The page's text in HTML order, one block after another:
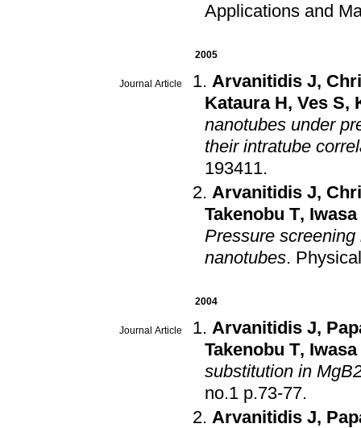
Applications and
2005
Journal Article Arvanitidis J,
Kataura H, Ves S,
nanotubes under
their intratube
193411.
Arvanitidis J,
Takenobu T, Iwasa
Pressure
nanotubes.
2004
Journal Article Arvanitidis J,
Takenobu T, Iwasa
substitution in
no.1 p.73-77.
Arvanitidis J,